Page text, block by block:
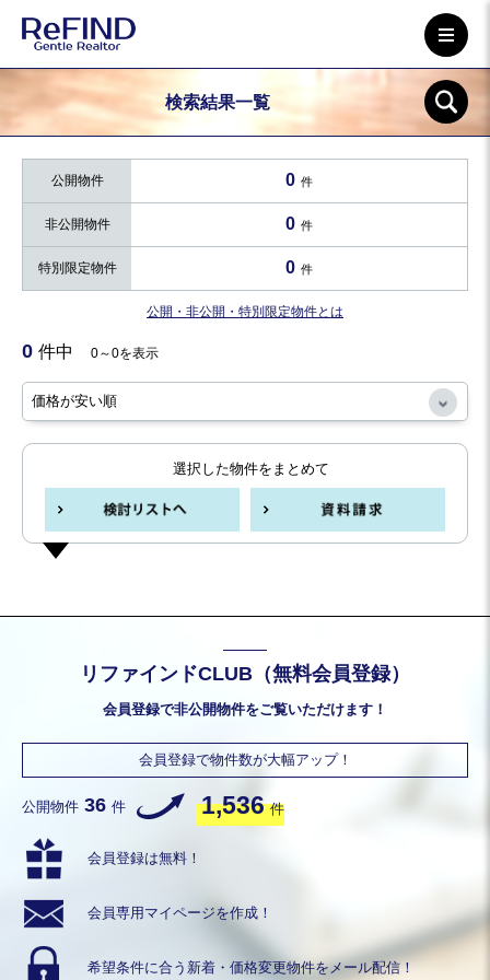
検索結果一覧
公開物件 0 件
非公開物件 0 件
特別限定物件 0 件
公開・非公開・特別限定物件とは
0 件中 0～0を表示
選択した物件をまとめて
リファインドCLUB（無料会員登録）
会員登録で非公開物件をご覧いただけます！
会員登録で物件数が大幅アップ！
公開物件 36 件 1,536 件
会員登録は無料！
会員専用 マイページを作成！
希望条件に合う 新着・価格変更物件をメール配信！